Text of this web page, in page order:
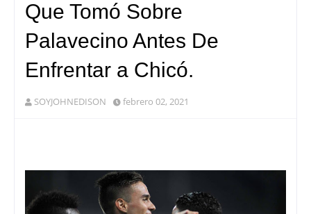
Que Tomó Sobre
Palavecino Antes De
Enfrentar a Chicó.
SOYJOHNEDISON febrero 02, 2021